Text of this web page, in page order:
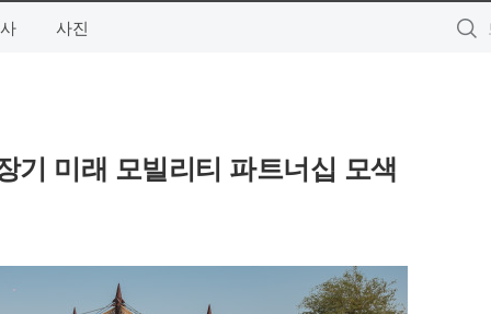
사진
기 미래 모빌리티 파트너십 모색